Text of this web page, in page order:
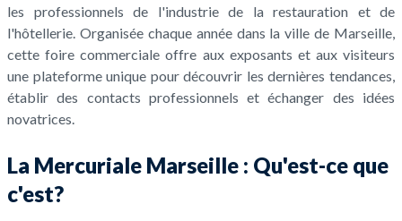
les professionnels de l'industrie de la restauration et de
l'hôtellerie. Organisée chaque année dans la ville de Marseille,
cette foire commerciale offre aux exposants et aux visiteurs
une plateforme unique pour découvrir les dernières tendances,
établir des contacts professionnels et échanger des idées
novatrices.
La Mercuriale Marseille : Qu'est-ce que
c'est?